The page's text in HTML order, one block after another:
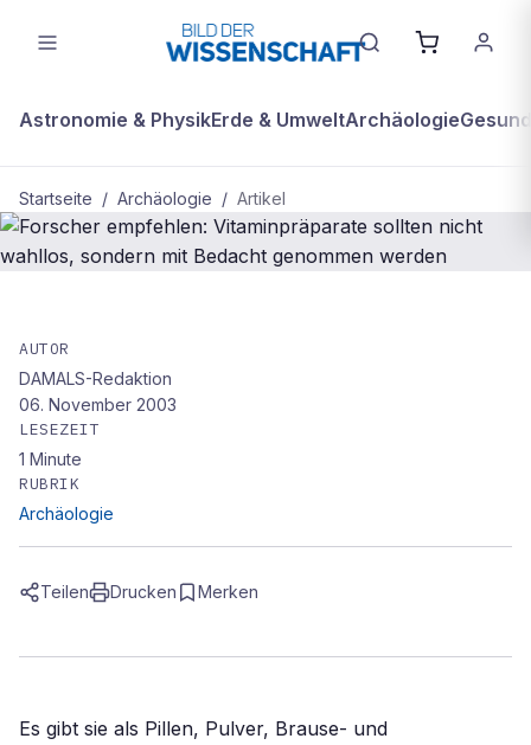
Astronomie & PhysikErde & UmweltArchäologie
Startseite / Archäologie / Artikel
Forscher empfehlen:
Vitaminpräparate sollten nicht
wahllos, sondern mit Bedacht
genommen werden
AUTOR
DAMALS-Redaktion
06. November 2003
LESEZEIT
1 Minute
RUBRIK
Archäologie
Teilen Drucken Merken
Es gibt sie als Pillen, Pulver, Brause- und